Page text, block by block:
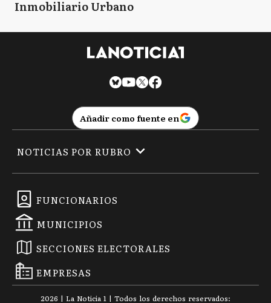
Inmobiliario Urbano
Añadir como fuente en
FUNCIONARIOS
MUNICIPIOS
SECCIONES ELECTORALES
EMPRESAS
NOTICIAS POR RUBRO
2026 | La Noticia 1 | Todos los derechos reservados: